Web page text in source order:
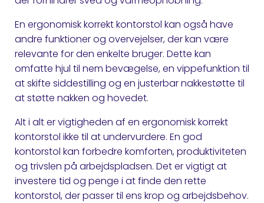
En ergonomisk korrekt kontorstol kan også have
andre funktioner og overvejelser, der kan være
relevante for den enkelte bruger. Dette kan
omfatte hjul til nem bevægelse, en vippefunktion til
at skifte siddestilling og en justerbar nakkestøtte til
at støtte nakken og hovedet.
Alt i alt er vigtigheden af en ergonomisk korrekt
kontorstol ikke til at undervurdere. En god
kontorstol kan forbedre komforten, produktiviteten
og trivslen på arbejdspladsen. Det er vigtigt at
investere tid og penge i at finde den rette
kontorstol, der passer til ens krop og arbejdsbehov.